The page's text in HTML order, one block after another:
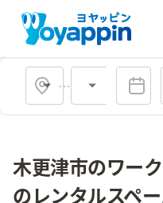
会場タイプ
木更津市のワー
のレンタルスペ